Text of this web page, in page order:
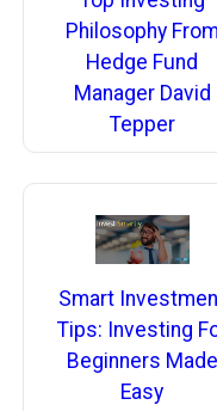
Philosophy From
Hedge Fund
Manager David
Tepper
Smart
Tips: Investing
Beginners Made
Easy